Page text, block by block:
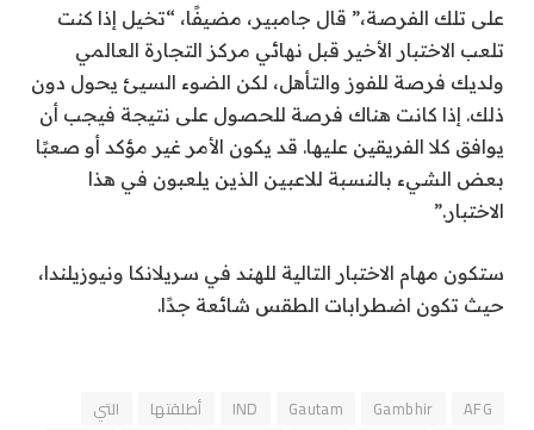
على تلك الفرصة،” قال جامبير، مضيفًا، “تخيل إذا كنت
تلعب الاختبار الأخير قبل نهائي مركز التجارة العالمي
ولديك فرصة للفوز والتأهل، لكن الضوء السيئ يحول دون
ذلك. إذا كانت هناك فرصة للحصول على نتيجة فيجب أن
يوافق كلا الفريقين عليها. قد يكون الأمر غير مؤكد أو صعبًا
بعض الشيء بالنسبة للاعبين الذين يلعبون في هذا
الاختبار.”
ستكون مهام الاختبار التالية للهند في سريلانكا ونيوزيلندا،
حيث تكون اضطرابات الطقس شائعة جدًا.
AFG
Gambhir
Gautam
IND أطلقتها
التي